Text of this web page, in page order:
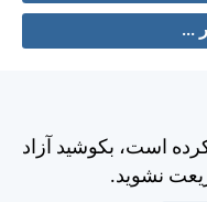
...
است، بكوشيد آزاد
نشويد.